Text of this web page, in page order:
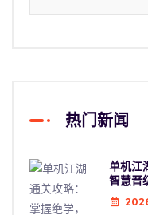
热门新闻
单机江
智慧晋